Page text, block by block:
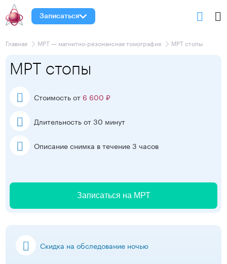
Записаться
Главная МРТ — магнитно-резонансная томография МРТ стопы
МРТ стопы
Стоимость от 6 600 ₽
Длительность от 30 минут
Описание снимка в течение 3 часов
Записаться на МРТ
Скидка на обследование ночью